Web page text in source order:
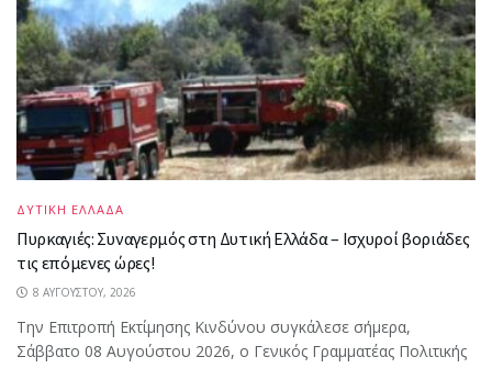
ΔΥΤΙΚΗ ΕΛΛΑΔΑ
Πυρκαγιές: Συναγερμός στη Δυτική Ελλάδα – Ισχυροί βοριάδες
τις επόμενες ώρες!
8 ΑΥΓΟΎΣΤΟΥ, 2026
Την Επιτροπή Εκτίμησης Κινδύνου συγκάλεσε σήμερα,
Σάββατο 08 Αυγούστου 2026, ο Γενικός Γραμματέας Πολιτικής